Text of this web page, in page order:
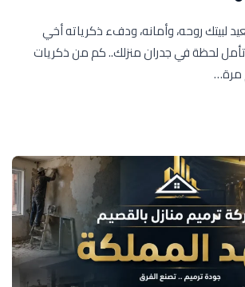
لبيتك روحه، وأمانه، ودفء ذكرياته أخي
تأمل لحظة في جدران منزلك.. كم من ذكريات
مرة…